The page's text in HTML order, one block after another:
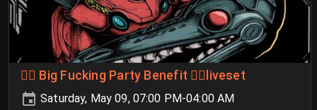
🏴‍☠️ Big Fucking Party Benefit 🏴‍☠️liveset
Saturday, May 09, 07:00 PM-04:00 AM